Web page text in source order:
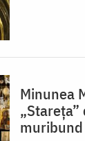
Minunea
muribund